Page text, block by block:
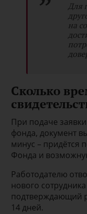
Для
на
Сколько
При подаче
фонда, документ
минус – придётся
Фонда и
Работодателю
нового
подтверждающий
14 дней.